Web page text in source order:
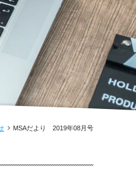
MSAだより 2019年08月号